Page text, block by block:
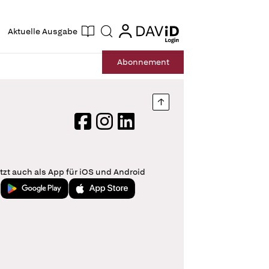
Aktuelle Ausgabe Suche login
Abonnement
Nach oben springen
FacebookInstagram
LinkedIn
auch als App für iOS und Android
Jetzt bei Google PlayLaden im App Store